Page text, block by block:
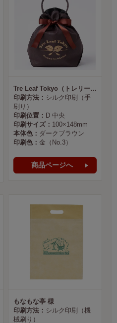
Tre Leaf Tokyo（トレリーフ東京） 様
印刷方法： シルク印刷（手
刷り）
印刷位置： D 中央
印刷サイズ： 100×148mm
本体色： ダークブラウン
印刷色： 金（No.3）
商品ページへ
もなもな亭 様
印刷方法： シルク印刷（機
械刷り）